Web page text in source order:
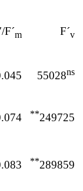
F´v
′/F´m
55028ns
249725
**
289859
**